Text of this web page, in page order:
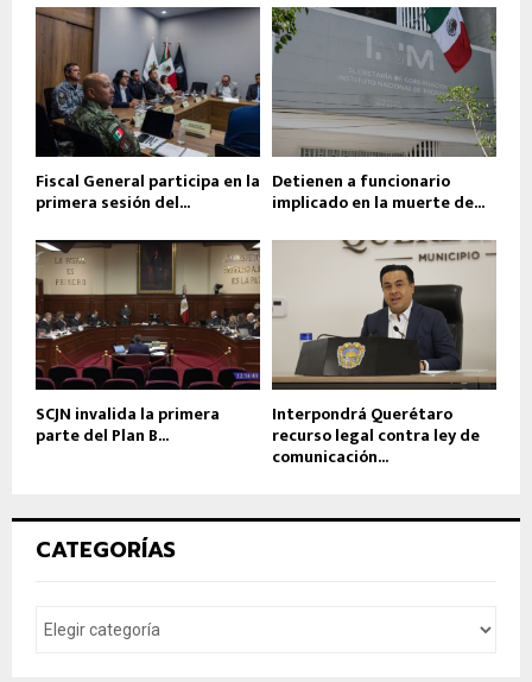
Fiscal General participa en la
primera sesión del...
Detienen a funcionario
implicado en la muerte de...
SCJN invalida la primera
parte del Plan B...
Interpondrá Querétaro
recurso legal contra ley de
comunicación...
CATEGORÍAS